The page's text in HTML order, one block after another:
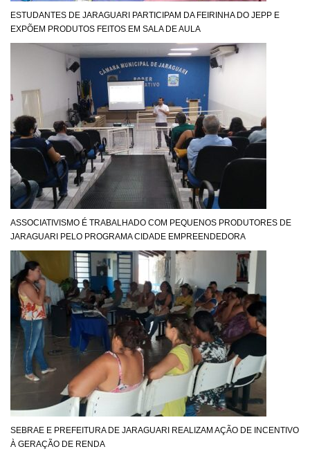
ESTUDANTES DE JARAGUARI PARTICIPAM DA FEIRINHA DO JEPP E
EXPÕEM PRODUTOS FEITOS EM SALA DE AULA
ASSOCIATIVISMO É TRABALHADO COM PEQUENOS PRODUTORES DE
JARAGUARI PELO PROGRAMA CIDADE EMPREENDEDORA
SEBRAE E PREFEITURA DE JARAGUARI REALIZAM AÇÃO DE INCENTIVO
À GERAÇÃO DE RENDA